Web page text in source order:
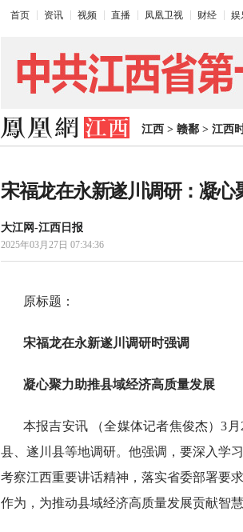
首页 资讯 视频 直播 凤凰卫视 财经 娱
江西 > 赣鄱 > 江西
宋福龙在永新遂川调研：凝
大江网-江西日报
2025年03月27日 07:34:36
原标题：
宋福龙在永新遂川调研时强调
凝心聚力助推县域经济高质量发展
本报吉安讯 （全媒体记者焦俊杰）3
县、遂川县等地调研。他强调，要深入学
考察江西重要讲话精神，落实省委部署要
作为，为推动县域经济高质量发展贡献智慧